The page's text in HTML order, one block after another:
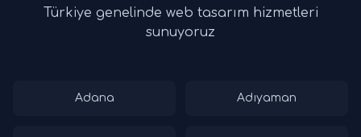
Türkiye genelinde web tasarım hizmetleri
sunuyoruz
Adana Adıyaman